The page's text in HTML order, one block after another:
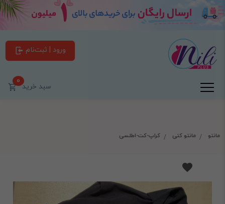
ورود | ثبت‌نام
سبد خرید0
مانتو مانتو کتی کراپ-کت-اطلسی